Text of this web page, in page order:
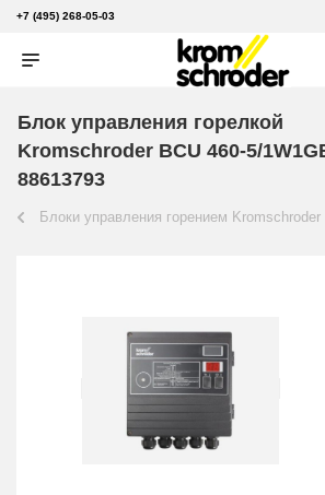
+7 (495) 268-05-03
Блок управления горелкой
Kromschroder BCU 460-5/
88613793
Блоки управления горением Kromschroder